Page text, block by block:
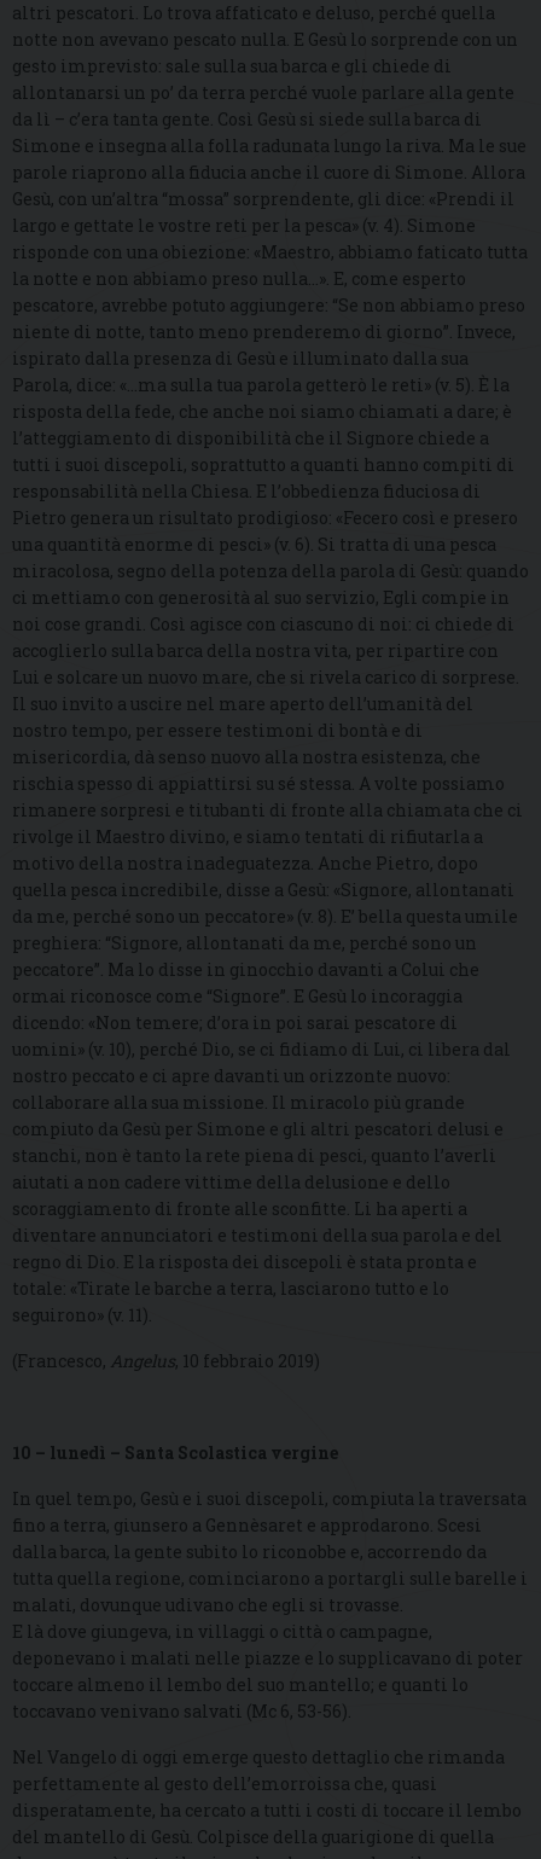
altri pescatori. Lo trova affaticato e deluso, perché quella
notte non avevano pescato nulla. E Gesù lo sorprende con un
gesto imprevisto: sale sulla sua barca e gli chiede di
allontanarsi un po’ da terra perché vuole parlare alla gente
da lì – c’era tanta gente. Così Gesù si siede sulla barca di
Simone e insegna alla folla radunata lungo la riva. Ma le sue
parole riaprono alla fiducia anche il cuore di Simone. Allora
Gesù, con un’altra “mossa” sorprendente, gli dice: «Prendi il
largo e gettate le vostre reti per la pesca» (v. 4). Simone
risponde con una obiezione: «Maestro, abbiamo faticato tutta
la notte e non abbiamo preso nulla…». E, come esperto
pescatore, avrebbe potuto aggiungere: “Se non abbiamo preso
niente di notte, tanto meno prenderemo di giorno”. Invece,
ispirato dalla presenza di Gesù e illuminato dalla sua
Parola, dice: «…ma sulla tua parola getterò le reti» (v. 5). È la
risposta della fede, che anche noi siamo chiamati a dare; è
l’atteggiamento di disponibilità che il Signore chiede a
tutti i suoi discepoli, soprattutto a quanti hanno compiti di
responsabilità nella Chiesa. E l’obbedienza fiduciosa di
Pietro genera un risultato prodigioso: «Fecero così e presero
una quantità enorme di pesci» (v. 6). Si tratta di una pesca
miracolosa, segno della potenza della parola di Gesù: quando
ci mettiamo con generosità al suo servizio, Egli compie in
noi cose grandi. Così agisce con ciascuno di noi: ci chiede di
accoglierlo sulla barca della nostra vita, per ripartire con
Lui e solcare un nuovo mare, che si rivela carico di sorprese.
Il suo invito a uscire nel mare aperto dell’umanità del
nostro tempo, per essere testimoni di bontà e di
misericordia, dà senso nuovo alla nostra esistenza, che
rischia spesso di appiattirsi su sé stessa. A volte possiamo
rimanere sorpresi e titubanti di fronte alla chiamata che ci
rivolge il Maestro divino, e siamo tentati di rifiutarla a
motivo della nostra inadeguatezza. Anche Pietro, dopo
quella pesca incredibile, disse a Gesù: «Signore, allontanati
da me, perché sono un peccatore» (v. 8). E’ bella questa umile
preghiera: “Signore, allontanati da me, perché sono un
peccatore”. Ma lo disse in ginocchio davanti a Colui che
ormai riconosce come “Signore”. E Gesù lo incoraggia
dicendo: «Non temere; d’ora in poi sarai pescatore di
uomini» (v. 10), perché Dio, se ci fidiamo di Lui, ci libera dal
nostro peccato e ci apre davanti un orizzonte nuovo:
collaborare alla sua missione. Il miracolo più grande
compiuto da Gesù per Simone e gli altri pescatori delusi e
stanchi, non è tanto la rete piena di pesci, quanto l’averli
aiutati a non cadere vittime della delusione e dello
scoraggiamento di fronte alle sconfitte. Li ha aperti a
diventare annunciatori e testimoni della sua parola e del
regno di Dio. E la risposta dei discepoli è stata pronta e
totale: «Tirate le barche a terra, lasciarono tutto e lo
seguirono» (v. 11).
(Francesco, Angelus, 10 febbraio 2019)
10 – lunedì – Santa Scolastica vergine
In quel tempo, Gesù e i suoi discepoli, compiuta la traversata
fino a terra, giunsero a Gennèsaret e approdarono. Scesi
dalla barca, la gente subito lo riconobbe e, accorrendo da
tutta quella regione, cominciarono a portargli sulle barelle i
malati, dovunque udivano che egli si trovasse.
E là dove giungeva, in villaggi o città o campagne,
deponevano i malati nelle piazze e lo supplicavano di poter
toccare almeno il lembo del suo mantello; e quanti lo
toccavano venivano salvati (Mc 6, 53-56).
Nel Vangelo di oggi emerge questo dettaglio che rimanda
perfettamente al gesto dell’emorroissa che, quasi
disperatamente, ha cercato a tutti i costi di toccare il lembo
del mantello di Gesù. Colpisce della guarigione di quella